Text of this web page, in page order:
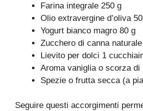
Farina integrale 250 g
Olio extravergine d’oliva
Yogurt bianco magro 80 g
Zucchero di canna
Lievito per dolci 1
Aroma vaniglia o scorza di
Spezie o frutta secca (a
Seguire questi accorgimenti